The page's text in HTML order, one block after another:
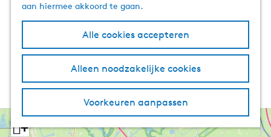
aan hiermee akkoord te gaan.
Alle cookies accepteren
Alleen noodzakelijke cookies
Voorkeuren aanpassen
h
o
e
a
i
d
+